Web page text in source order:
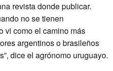
revista donde publicar.
no se tienen
vi como el camino más
argentinos o brasileños
dice el agrónomo uruguayo.